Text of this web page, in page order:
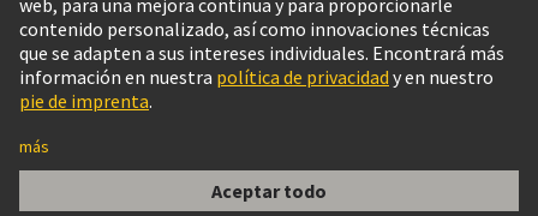
Perú Español
© Grupo Tecnológico HARTING
Imprint
Aviso Legal WebInformación al cliente